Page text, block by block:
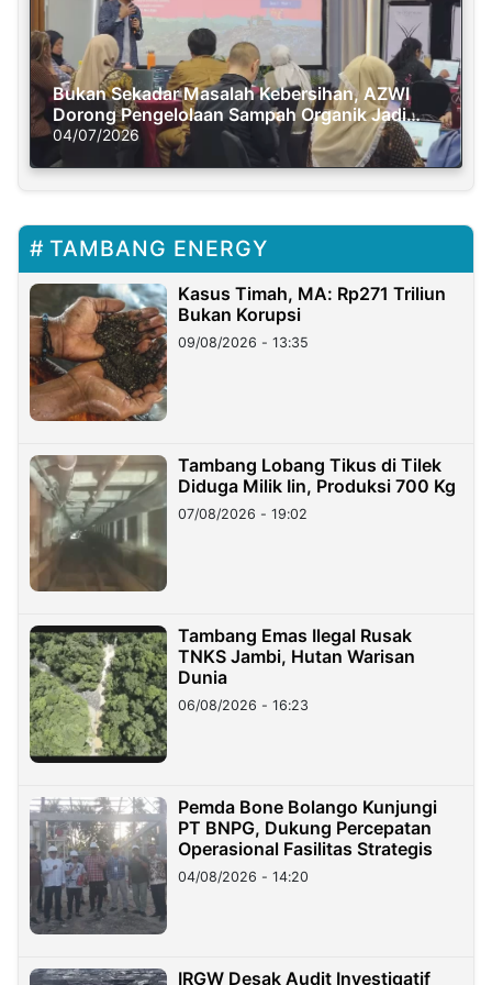
Bukan Sekadar Masalah Kebersihan, AZWI
Dorong Pengelolaan Sampah Organik Jadi
Solusi Krisis Iklim
04/07/2026
TAMBANG ENERGY
Kasus Timah, MA: Rp271 Triliun
Bukan Korupsi
09/08/2026 - 13:35
Tambang Lobang Tikus di Tilek
Diduga Milik Iin, Produksi 700 Kg
07/08/2026 - 19:02
Tambang Emas Ilegal Rusak
TNKS Jambi, Hutan Warisan
Dunia
06/08/2026 - 16:23
Pemda Bone Bolango Kunjungi
PT BNPG, Dukung Percepatan
Operasional Fasilitas Strategis
04/08/2026 - 14:20
IRGW Desak Audit Investigatif